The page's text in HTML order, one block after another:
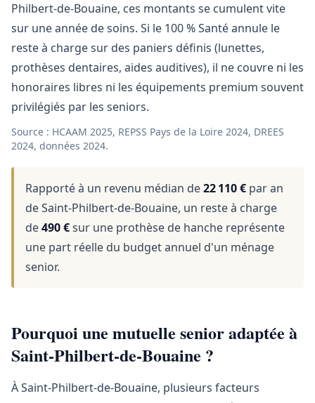
Philbert-de-Bouaine, ces montants se cumulent vite
sur une année de soins. Si le 100 % Santé annule le
reste à charge sur des paniers définis (lunettes,
prothèses dentaires, aides auditives), il ne couvre ni les
honoraires libres ni les équipements premium souvent
privilégiés par les seniors.
Source : HCAAM 2025, REPSS Pays de la Loire 2024, DREES
2024, données 2024.
Rapporté à un revenu médian de22 110 € par an
de Saint-Philbert-de-Bouaine, un reste à charge
de490 €sur une prothèse de hanche représente
une part réelle du budget annuel d'un ménage
senior.
Pourquoi une mutuelle senior adaptée à
Saint-Philbert-de-Bouaine ?
À Saint-Philbert-de-Bouaine, plusieurs facteurs